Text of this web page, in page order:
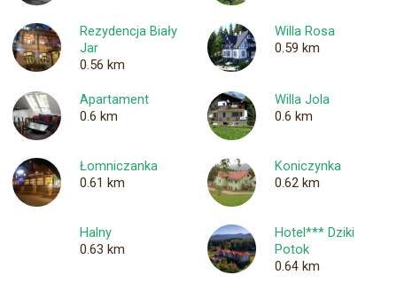
Rezydencja Biały
Jar
0.56 km
Willa Rosa
0.59 km
Apartament
0.6 km
Willa Jola
0.6 km
Łomniczanka
0.61 km
Koniczynka
0.62 km
Halny
0.63 km
Hotel*** Dziki
Potok
0.64 km